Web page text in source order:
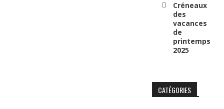
Créneaux
des
vacances
de
printemps
2025
CATÉGORIES